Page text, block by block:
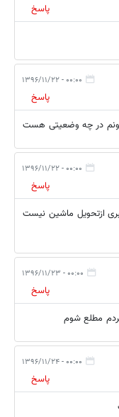
پاسخ
۰۰:۰۰ - ۱۳۹۶/۱۱/۲۲
پاسخ
در چه وضعیتی هست
۰۰:۰۰ - ۱۳۹۶/۱۱/۲۲
پاسخ
خبری از‌تحویل ماشین نیست
۰۰:۰۰ - ۱۳۹۶/۱۱/۲۳
پاسخ
مطلع شوم
۰۰:۰۰ - ۱۳۹۶/۱۱/۲۴
پاسخ